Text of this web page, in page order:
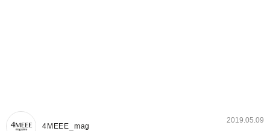
4MEEE_mag
2019.05.09